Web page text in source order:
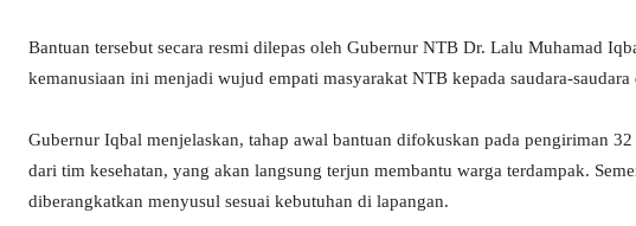
Bantuan tersebut secara resmi dilepas oleh Gubernur NTB Dr. Lalu Muhamad
kemanusiaan ini menjadi wujud empati masyarakat NTB kepada saudara-
Gubernur Iqbal menjelaskan, tahap awal bantuan difokuskan pada pengiriman
dari tim kesehatan, yang akan langsung terjun membantu warga terdampak.
diberangkatkan menyusul sesuai kebutuhan di lapangan.